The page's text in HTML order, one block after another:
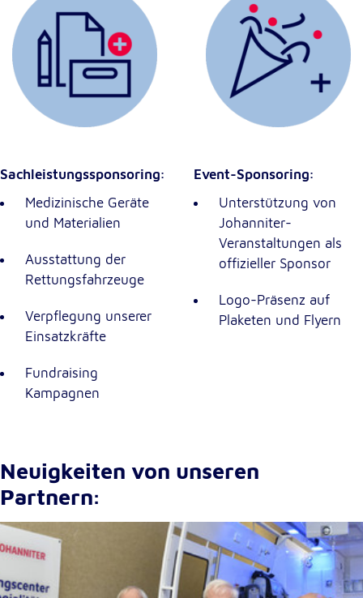
Sachleistungssponsoring:
Medizinische Geräte
und Materialien
Ausstattung der
Rettungsfahrzeuge
Verpflegung unserer
Einsatzkräfte
Fundraising
Kampagnen
Event-Sponsoring:
Unterstützung von
Johanniter-
Veranstaltungen als
offizieller Sponsor
Logo-Präsenz auf
Plaketen und Flyern
Neuigkeiten von unseren
Partnern: